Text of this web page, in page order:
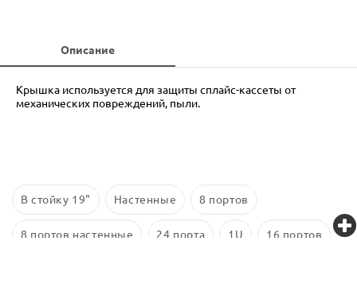
Описание
Крышка используется для защиты сплайс-кассеты от
механических повреждений, пыли.
В стойку 19" Настенные 8 портов
8 портов настенные 24 порта 1U 16 портов